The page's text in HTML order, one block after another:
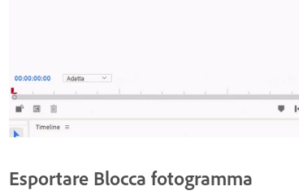
Esportare Blocca fotogramma